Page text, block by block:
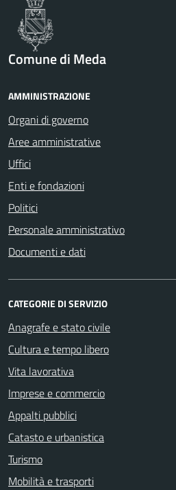
Comune di Meda
AMMINISTRAZIONE
Organi di governo
Aree amministrative
Uffici
Enti e fondazioni
Politici
Personale amministrativo
Documenti e dati
CATEGORIE DI SERVIZIO
Anagrafe e stato civile
Cultura e tempo libero
Vita lavorativa
Imprese e commercio
Appalti pubblici
Catasto e urbanistica
Turismo
Mobilità e trasporti